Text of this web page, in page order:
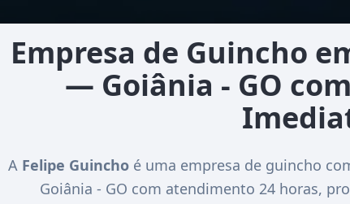
Empresa de Guincho
— Goiânia - GO
A Felipe Guinchoé uma empresa de guincho
Goiânia - GO com atendimento 24 horas,